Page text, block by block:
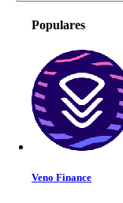
Populares
Veno Finance